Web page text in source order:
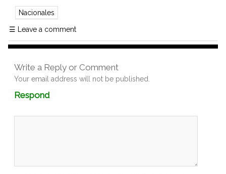
Nacionales
☰ Leave a comment
Write a Reply or Comment
Your email address will not be published.
RespondComment
box